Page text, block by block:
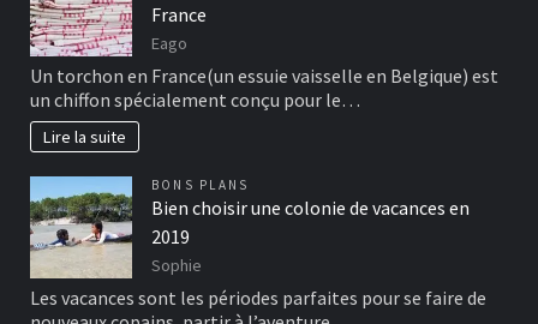
France
Eago
Un torchon en France(un essuie vaisselle en Belgique) est
un chiffon spécialement conçu pour le…
Lire la suite
BONS PLANS
Bien choisir une colonie de vacances en
2019
Sophie
Les vacances sont les périodes parfaites pour se faire de